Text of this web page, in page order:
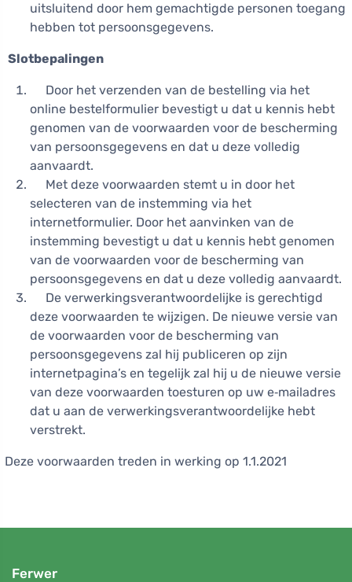
uitsluitend door hem gemachtigde personen toegang
hebben tot persoonsgegevens.
Slotbepalingen
Door het verzenden van de bestelling via het
online bestelformulier bevestigt u dat u kennis hebt
genomen van de voorwaarden voor de bescherming
van persoonsgegevens en dat u deze volledig
aanvaardt.
Met deze voorwaarden stemt u in door het
selecteren van de instemming via het
internetformulier. Door het aanvinken van de
instemming bevestigt u dat u kennis hebt genomen
van de voorwaarden voor de bescherming van
persoonsgegevens en dat u deze volledig aanvaardt.
De verwerkingsverantwoordelijke is gerechtigd
deze voorwaarden te wijzigen. De nieuwe versie van
de voorwaarden voor de bescherming van
persoonsgegevens zal hij publiceren op zijn
internetpagina’s en tegelijk zal hij u de nieuwe versie
van deze voorwaarden toesturen op uw e‑mailadres
dat u aan de verwerkingsverantwoordelijke hebt
verstrekt.
Deze voorwaarden treden in werking op 1.1.2021
Ferwer